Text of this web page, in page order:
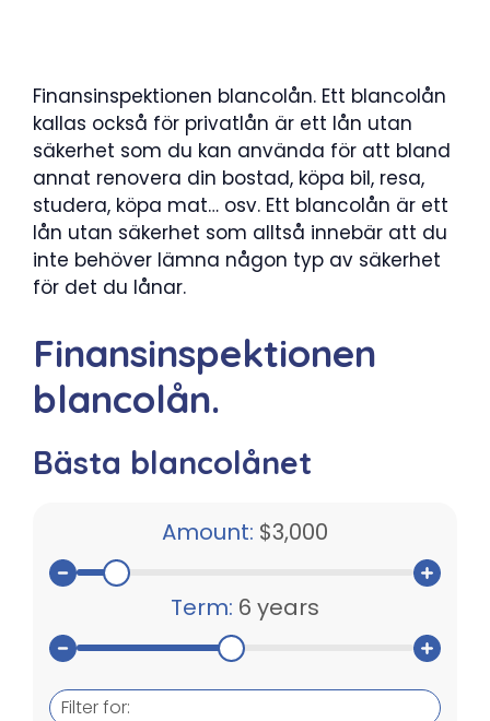
Finansinspektionen blancolån. Ett blancolån
kallas också för privatlån är ett lån utan
säkerhet som du kan använda för att bland
annat renovera din bostad, köpa bil, resa,
studera, köpa mat… osv. Ett blancolån är ett
lån utan säkerhet som alltså innebär att du
inte behöver lämna någon typ av säkerhet
för det du lånar.
Finansinspektionen
blancolån.
Bästa blancolånet
Amount: $3,000
Term: 6 years
Filter for: